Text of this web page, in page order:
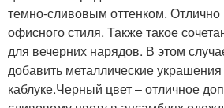
темно-сливовым оттенком. Отлично
офисного стиля. Также такое
для вечерних нарядов. В этом
добавить металлические
каблуке.Черный цвет – отличное